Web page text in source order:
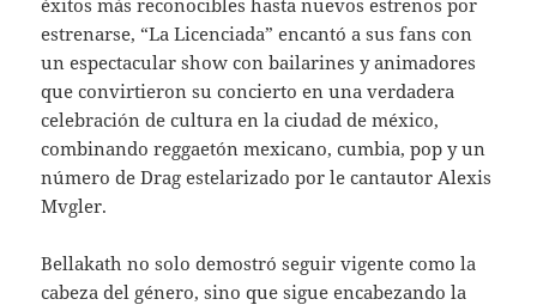
estrenarse, “La Licenciada” encantó a sus fans con
un espectacular show con bailarines y animadores
que convirtieron su concierto en una verdadera
celebración de cultura en la ciudad de méxico,
combinando reggaetón mexicano, cumbia, pop y un
número de Drag estelarizado por le cantautor Alexis
Mvgler.
Bellakath no solo demostró seguir vigente como la
cabeza del género, sino que sigue encabezando la